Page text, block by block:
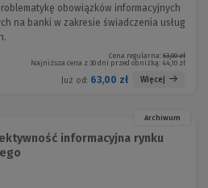
obowiązków informacyjnych
na banki w zakresie świadczenia usług
Cena regularna: 63,00 zł
Najniższa cena z 30 dni przed obniżką: 44,10 zł
Już od: 63,00 zł Więcej
Archiwum
informacyjna rynku